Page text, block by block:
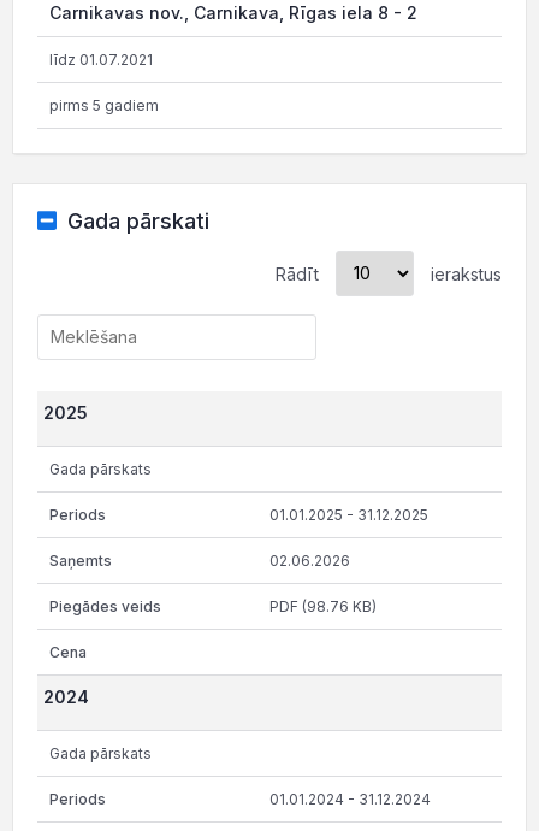
Carnikavas nov., Carnikava, Rīgas iela 8 - 2
līdz 01.07.2021
pirms 5 gadiem
Gada pārskati
Rādīt ierakstus
2025
Gada pārskats
01.01.2025 - 31.12.2025
02.06.2026
PDF (98.76 KB)
2024
Gada pārskats
01.01.2024 - 31.12.2024